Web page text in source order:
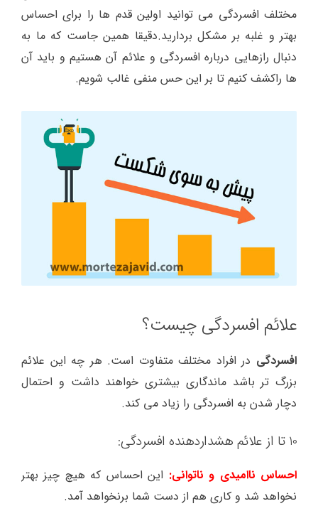
مختلف افسردگی می توانید اولین قدم ها را برای احساس
بهتر و غلبه بر مشکل بردارید.دقیقا همین جاست که ما به
دنبال رازهایی درباره افسردگی و علائم آن هستیم و باید آن
ها راکشف کنیم تا بر این حس منفی غالب شویم.
علائم افسردگی چیست؟
افسردگی در افراد مختلف متفاوت است. هر چه این علائم
بزرگ تر باشد ماندگاری بیشتری خواهند داشت و احتمال
دچار شدن به افسردگی را زیاد می کند.
10 تا از علائم هشداردهنده افسردگی:
احساس ناامیدی و ناتوانی: این احساس که هیچ چیز بهتر
نخواهد شد و کاری هم از دست شما برنخواهد آمد.